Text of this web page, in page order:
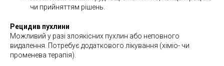
чи прийняттям рішень.
Рецидив пухлини
Можливий у разі злоякісних пухлин або неповного
видалення. Потребує додаткового лікування (хіміо- чи
променева терапія).